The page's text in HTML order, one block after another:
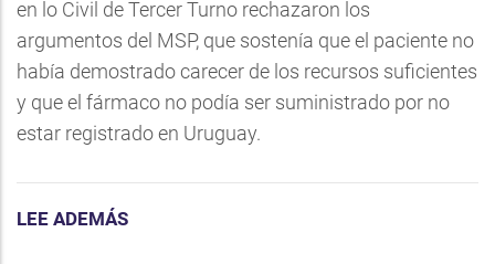
en lo Civil de Tercer Turno rechazaron los
argumentos del MSP, que sostenía que el paciente no
había demostrado carecer de los recursos suficientes
y que el fármaco no podía ser suministrado por no
estar registrado en Uruguay.
LEE ADEMÁS